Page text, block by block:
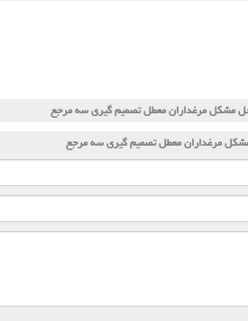
مشكل مرغداران معطل تصمیم گیری سه مرجع
مرغداران معطل تصمیم گیری سه مرجع